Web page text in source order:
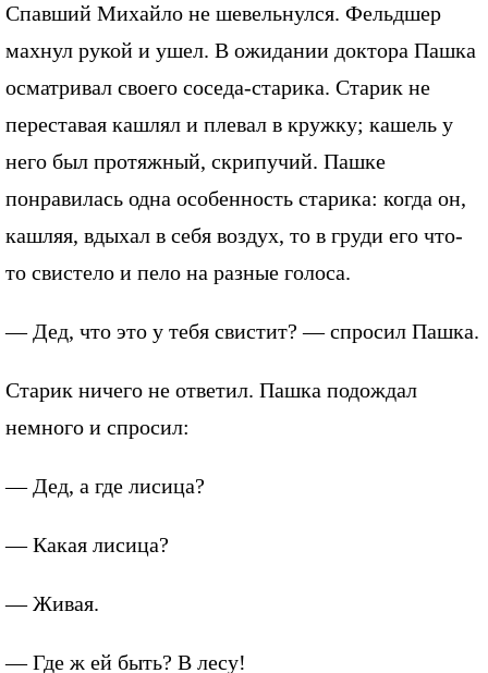
Спавший Михайло не шевельнулся. Фельдшер
махнул рукой и ушел. В ожидании доктора Пашка
осматривал своего соседа-старика. Старик не
переставая кашлял и плевал в кружку; кашель у
него был протяжный, скрипучий. Пашке
понравилась одна особенность старика: когда он,
кашляя, вдыхал в себя воздух, то в груди его что-
то свистело и пело на разные голоса.
— Дед, что это у тебя свистит? — спросил Пашка.
Старик ничего не ответил. Пашка подождал
немного и спросил:
— Дед, а где лисица?
— Какая лисица?
— Живая.
— Где ж ей быть? В лесу!